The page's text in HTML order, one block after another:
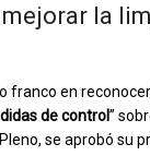
la
franco en
de control”
se aprobó su